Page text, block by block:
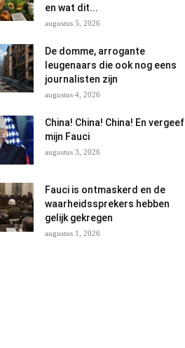
en wat dit...
augustus 5, 2026
De domme, arrogante
leugenaars die ook nog eens
journalisten zijn
augustus 4, 2026
China! China! China! En vergeef
mijn Fauci
augustus 3, 2026
Fauci is ontmaskerd en de
waarheidssprekers hebben
gelijk gekregen
augustus 1, 2026